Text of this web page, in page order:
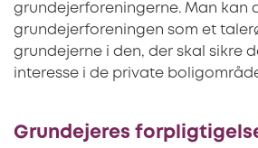
grundejerforeningerne. Man kan
grundejerforeningen som et
grundejerne i den, der skal sikre
interesse i de private
Grundejeres